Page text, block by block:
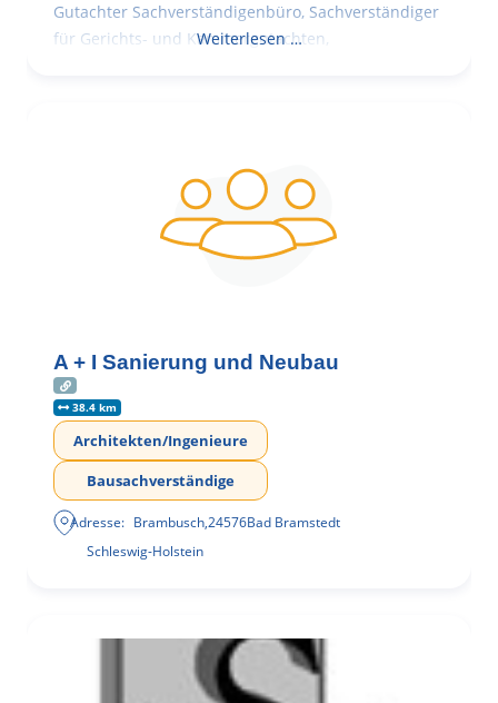
Gutachter Sachverständigenbüro, Sachverständiger
für Gerichts- und Kammergutachten,
Weiterlesen …
A + I Sanierung und Neubau
38.4 km
Architekten/Ingenieure
Bausachverständige
Adresse: Brambusch,24576Bad Bramstedt
Schleswig-Holstein